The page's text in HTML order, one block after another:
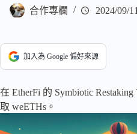
合作專欄 2024/09/11
加入為 Google 偏好來源
在 EtherFi 的 Symbiotic
取 weETHs。